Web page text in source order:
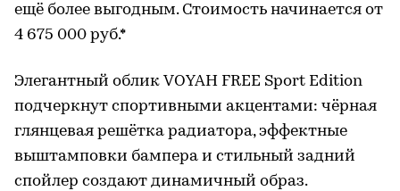
ещё более выгодным. Стоимость начинается от
4 675 000 руб.*
Элегантный облик VOYAH FREE Sport Edition
подчеркнут спортивными акцентами: чёрная
глянцевая решётка радиатора, эффектные
выштамповки бампера и стильный задний
спойлер создают динамичный образ.